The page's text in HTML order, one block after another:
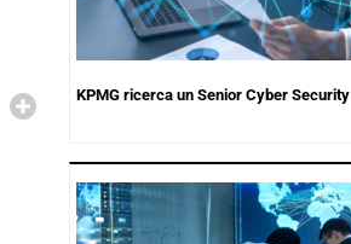
KPMG ricerca un Senior Cyber Security